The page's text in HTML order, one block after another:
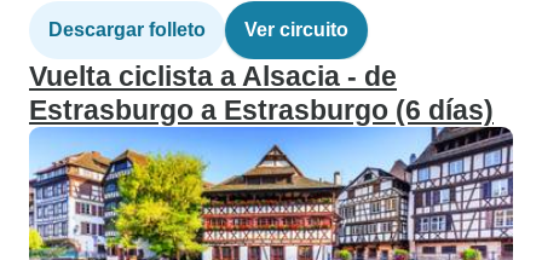
Descargar folleto Ver circuito
Vuelta ciclista a Alsacia - de
Estrasburgo a Estrasburgo (6 días)